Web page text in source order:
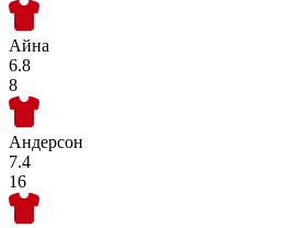
Айна
6.8
8
Андерсон
7.4
16